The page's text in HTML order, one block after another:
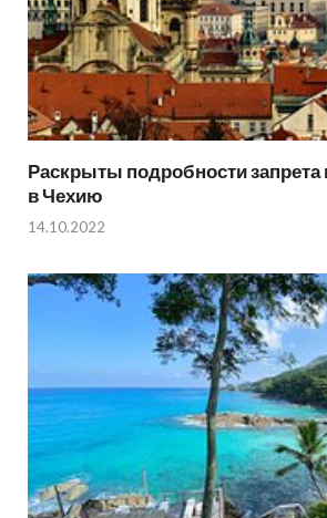
Раскрыты подробности запрета
в Чехию
14.10.2022